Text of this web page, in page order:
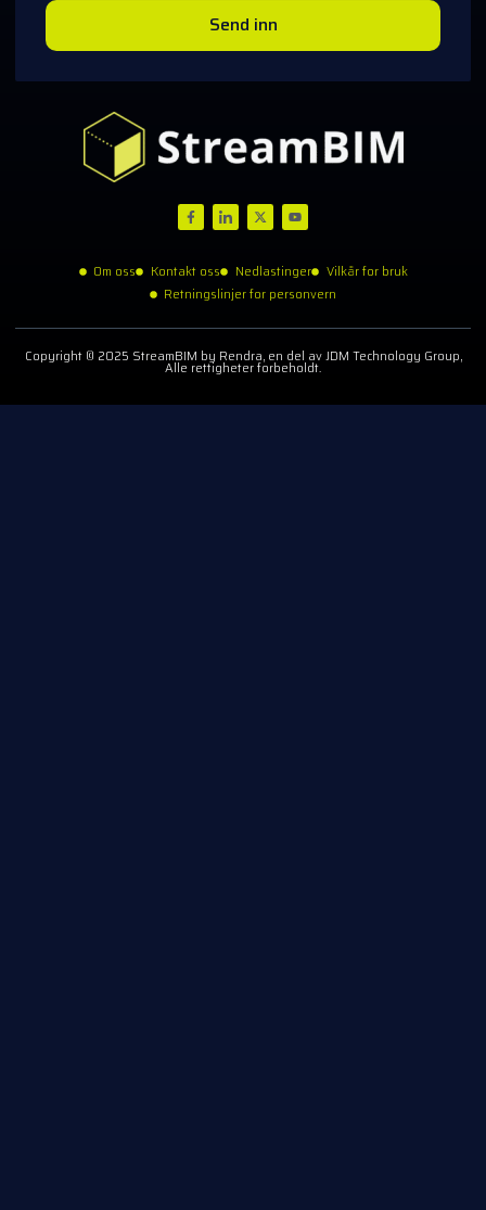
Send inn
Om oss Kontakt oss Nedlastinger
Vilkår for bruk
Retningslinjer for personvern
Copyright © 2025 StreamBIM by Rendra, en del av JDM Technology Group,
Alle rettigheter forbeholdt.